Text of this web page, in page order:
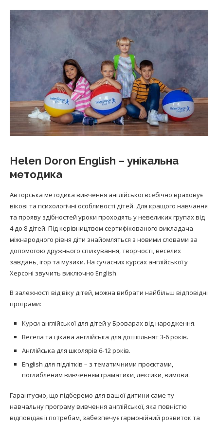
Helen Doron English – унікальна
методика
Авторська методика вивчення англійської всебічно враховує
вікові та психологічні особливості дітей. Для кращого навчання
та прояву здібностей уроки проходять у невеликих групах від
4 до 8 дітей. Під керівництвом сертифікованого викладача
міжнародного рівня діти знайомляться з новими словами за
допомогою дружнього спілкування, творчості, веселих
завдань, ігор та музики. На сучасних курсах англійської у
Херсоні звучить виключно English.
В залежності від віку дітей, можна вибрати найбільш відповідні
програми:
Курси англійської для дітей у Броварах від народження.
Весела та цікава англійська для дошкільнят 3-6 років.
Англійська для школярів 6-12 років.
English для підлітків – з тематичними проєктами,
поглибленим вивченням граматики, лексики, вимови.
Гарантуємо, що підберемо для вашої дитини саме ту
навчальну програму вивчення англійської, яка повністю
відповідає її потребам, забезпечує гармонійний розвиток та